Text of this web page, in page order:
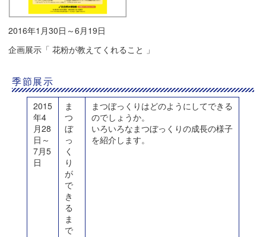
2016年1月30日～6月19日
企画展示「 花粉が教えてくれること 」
季節展示
2015
年4
月28
日～
7月5
日
ま
つ
ぼ
っ
く
り
が
で
き
る
ま
で
まつぼっくりはどのようにしてできる
のでしょうか。
いろいろなまつぼっくりの成長の様子
を紹介します。